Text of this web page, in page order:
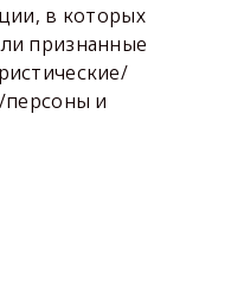
в которых
признанные
персоны и